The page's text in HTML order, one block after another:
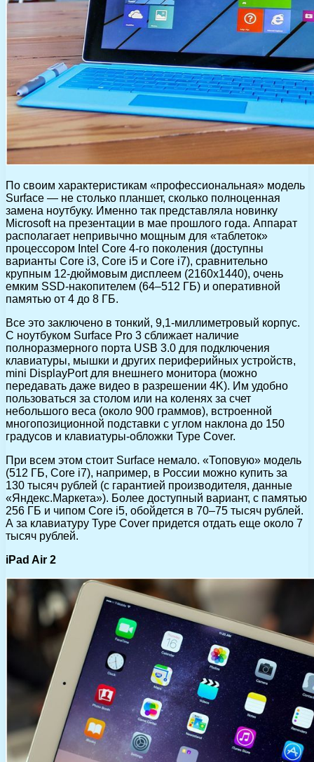
По своим характеристикам «профессиональная» модель
Surface — не столько планшет, сколько полноценная
замена ноутбуку. Именно так представляла новинку
Microsoft на презентации в мае прошлого года. Аппарат
располагает непривычно мощным для «таблеток»
процессором Intel Core 4-го поколения (доступны
варианты Core i3, Core i5 и Core i7), сравнительно
крупным 12-дюймовым дисплеем (2160х1440), очень
емким SSD-накопителем (64–512 ГБ) и оперативной
памятью от 4 до 8 ГБ.
Все это заключено в тонкий, 9,1-миллиметровый корпус.
С ноутбуком Surface Pro 3 сближает наличие
полноразмерного порта USB 3.0 для подключения
клавиатуры, мышки и других периферийных устройств,
mini DisplayPort для внешнего монитора (можно
передавать даже видео в разрешении 4K). Им удобно
пользоваться за столом или на коленях за счет
небольшого веса (около 900 граммов), встроенной
многопозиционной подставки с углом наклона до 150
градусов и клавиатуры-обложки Type Cover.
При всем этом стоит Surface немало. «Топовую» модель
(512 ГБ, Core i7), например, в России можно купить за
130 тысяч рублей (с гарантией производителя, данные
«Яндекс.Маркета»). Более доступный вариант, с памятью
256 ГБ и чипом Core i5, обойдется в 70–75 тысяч рублей.
А за клавиатуру Type Cover придется отдать еще около 7
тысяч рублей.
iPad Air 2